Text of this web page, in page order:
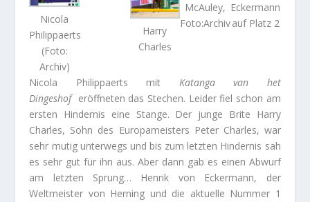
Nicola
Philippaerts
(Foto:
Archiv)
Harry
Charles
McAuley,
Foto:Archiv
Eckermann
auf Platz 2
Nicola Philippaerts mit Katanga van het
Dingeshof eröffneten das Stechen. Leider fiel schon am
ersten Hindernis eine Stange. Der junge Brite Harry
Charles, Sohn des Europameisters Peter Charles, war
sehr mutig unterwegs und bis zum letzten Hindernis sah
es sehr gut für ihn aus. Aber dann gab es einen Abwurf
am letzten Sprung… Henrik von Eckermann, der
Weltmeister von Herning und die aktuelle Nummer 1